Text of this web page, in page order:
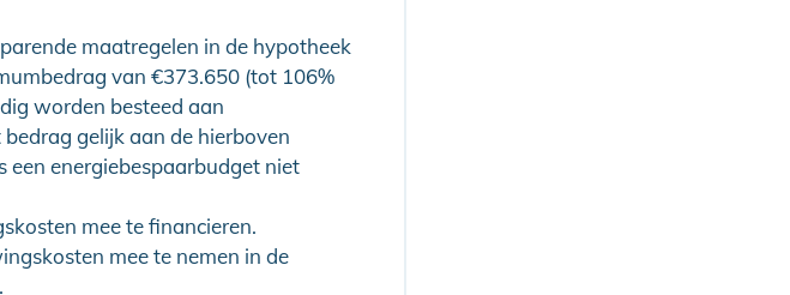
maatregelen in de hypotheek
van €373.650 (tot 106%
worden besteed aan
gelijk aan de hierboven
een energiebespaarbudget niet
mee te financieren.
mee te nemen in de